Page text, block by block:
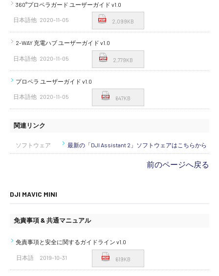
360°プロペラガード ユーザーガイド v1.0
日本語他 2020-11-05 2,099KB
2-WAY 充電ハブ ユーザーガイド v1.0
日本語他 2020-11-05 2,779KB
プロペラ ユーザーガイド v1.0
日本語他 2020-11-05 647KB
関連リンク
ソフトウェア 最新の「DJI Assistant 2」ソフトウェアはこちらから
前のページへ戻る
DJI MAVIC MINI
免責事項 & 共通マニュアル
免責事項と安全に関するガイドライン v1.0
日本語 2019-10-31 619KB